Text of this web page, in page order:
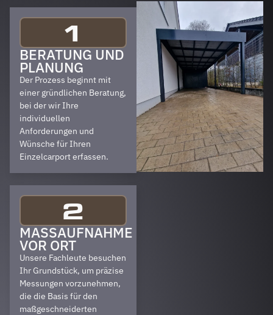
1
BERATUNG UND
PLANUNG
Der Prozess beginnt mit
einer gründlichen Beratung,
bei der wir Ihre
individuellen
Anforderungen und
Wünsche für Ihren
Einzelcarport erfassen.
2
MASSAUFNAHME V
OR ORT
Unsere Fachleute besuchen
Ihr Grundstück, um präzise
Messungen vorzunehmen,
die die Basis für den
maßgeschneiderten